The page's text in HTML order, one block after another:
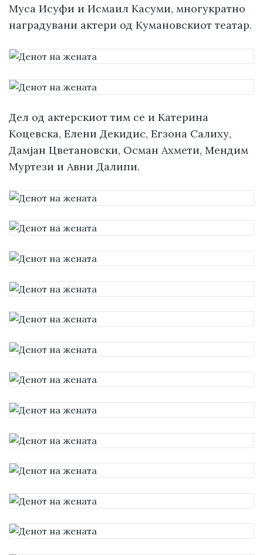
Муса Исуфи и Исмаил Касуми, многукратно
наградувани актери од Кумановскиот театар.
Дел од актерскиот тим се и Катерина
Коцевска, Елени Декидис, Егзона Салиху,
Дамјан Цветановски, Осман Ахмети, Мендим
Муртези и Авни Далипи.